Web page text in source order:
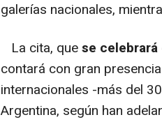
galerías nacionales,
La cita, quese celebrará
contará con gran
internacionales -más del
Argentina, según han